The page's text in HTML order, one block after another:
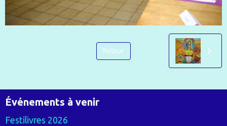
Retour
Événements à venir
Festilivres 2026